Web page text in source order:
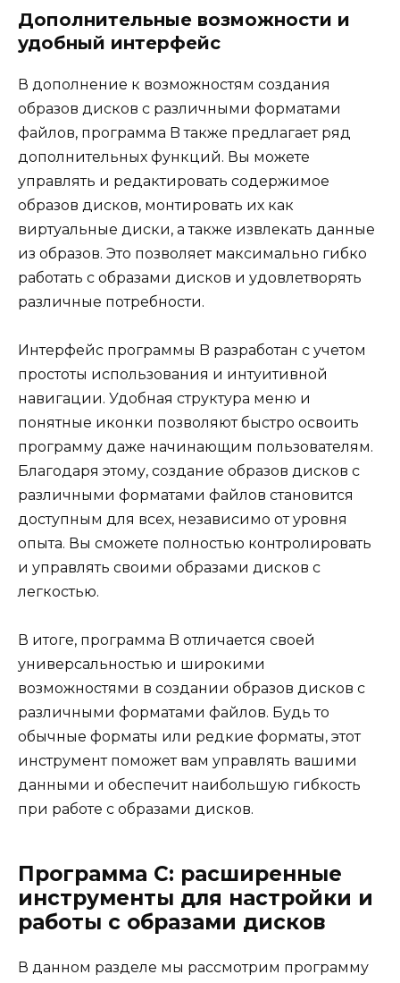
Дополнительные возможности и
удобный интерфейс
В дополнение к возможностям создания
образов дисков с различными форматами
файлов, программа B также предлагает ряд
дополнительных функций. Вы можете
управлять и редактировать содержимое
образов дисков, монтировать их как
виртуальные диски, а также извлекать данные
из образов. Это позволяет максимально гибко
работать с образами дисков и удовлетворять
различные потребности.
Интерфейс программы B разработан с учетом
простоты использования и интуитивной
навигации. Удобная структура меню и
понятные иконки позволяют быстро освоить
программу даже начинающим пользователям.
Благодаря этому, создание образов дисков с
различными форматами файлов становится
доступным для всех, независимо от уровня
опыта. Вы сможете полностью контролировать
и управлять своими образами дисков с
легкостью.
В итоге, программа B отличается своей
универсальностью и широкими
возможностями в создании образов дисков с
различными форматами файлов. Будь то
обычные форматы или редкие форматы, этот
инструмент поможет вам управлять вашими
данными и обеспечит наибольшую гибкость
при работе с образами дисков.
Программа C: расширенные
инструменты для настройки и
работы с образами дисков
В данном разделе мы рассмотрим программу